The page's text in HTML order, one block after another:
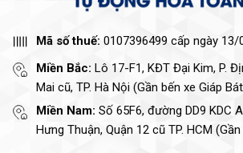
Mã số thuế: 0107396499 cấp ngày 13/
Miền Bắc: Lô 17-F1, KĐT Đại Kim, P.
Mai cũ, TP. Hà Nội (Gần bến xe Giáp
Miền Nam: Số 65F6, đường DD9 KDC
Hưng Thuận, Quận 12 cũ TP. HCM